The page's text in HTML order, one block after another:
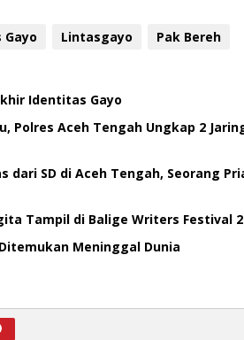
Gayo Lintasgayo Pak Bereh
Identitas Gayo
Polres Aceh Tengah Ungkap 2
dari SD di Aceh Tengah, Seorang
Tampil di Balige Writers Festival
Meninggal Dunia